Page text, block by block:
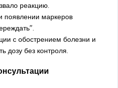
реакцию.
появлении маркеров
с обострением болезни и
дозу без контроля.